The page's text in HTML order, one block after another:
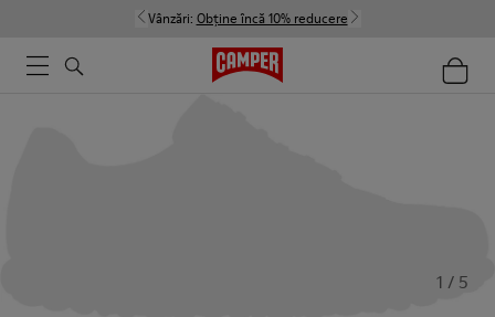
Vânzări: Obține încă 10% reducere
1 / 5